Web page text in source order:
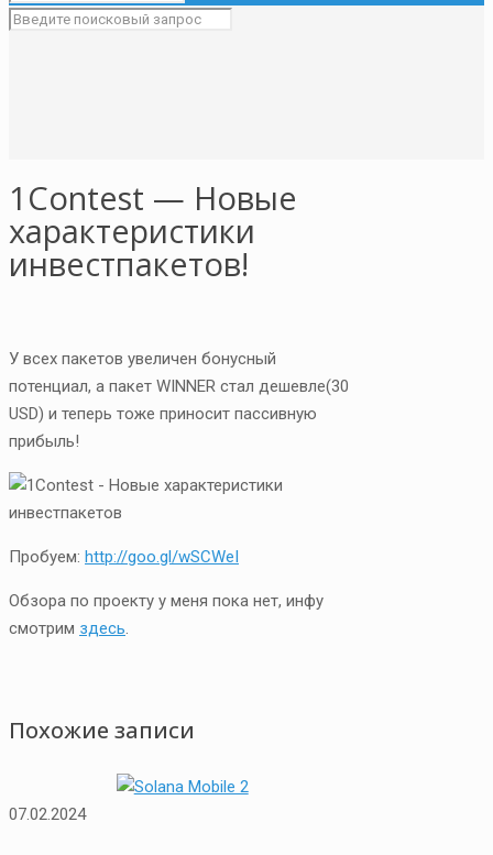
1Contest — Новые
характеристики
инвестпакетов!
У всех пакетов увеличен бонусный
потенциал, а пакет WINNER стал дешевле(30
USD) и теперь тоже приносит пассивную
прибыль!
Пробуем: http://goo.gl/wSCWeI
Обзора по проекту у меня пока нет, инфу
смотрим здесь.
Похожие записи
07.02.2024